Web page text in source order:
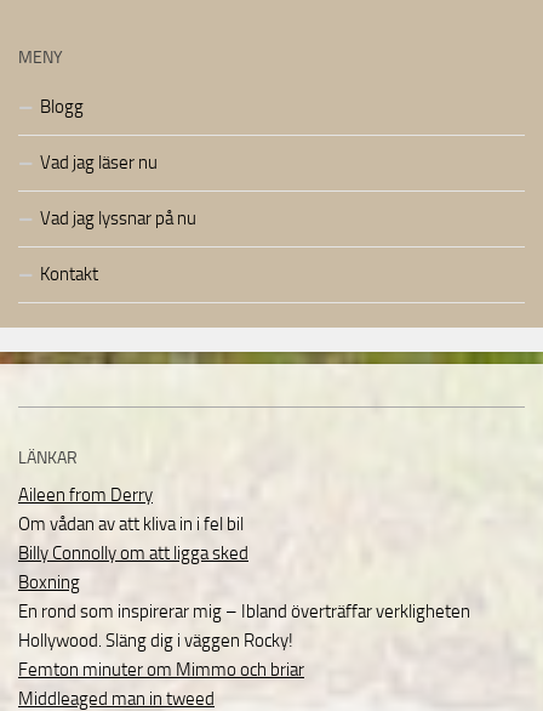
MENY
Blogg
Vad jag läser nu
Vad jag lyssnar på nu
Kontakt
LÄNKAR
Aileen from Derry
Om vådan av att kliva in i fel bil
Billy Connolly om att ligga sked
Boxning
En rond som inspirerar mig – Ibland överträffar verkligheten
Hollywood. Släng dig i väggen Rocky!
Femton minuter om Mimmo och briar
Middleaged man in tweed